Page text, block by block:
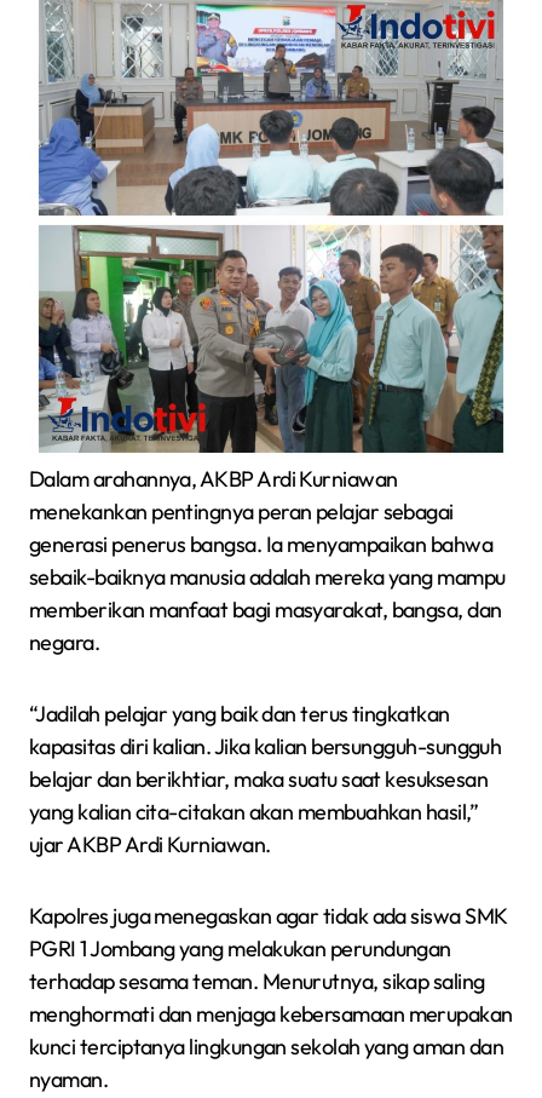
Dalam arahannya, AKBP Ardi Kurniawan
menekankan pentingnya peran pelajar sebagai
generasi penerus bangsa. Ia menyampaikan bahwa
sebaik-baiknya manusia adalah mereka yang mampu
memberikan manfaat bagi masyarakat, bangsa, dan
negara.
“Jadilah pelajar yang baik dan terus tingkatkan
kapasitas diri kalian. Jika kalian bersungguh-sungguh
belajar dan berikhtiar, maka suatu saat kesuksesan
yang kalian cita-citakan akan membuahkan hasil,”
ujar AKBP Ardi Kurniawan.
Kapolres juga menegaskan agar tidak ada siswa SMK
PGRI 1 Jombang yang melakukan perundungan
terhadap sesama teman. Menurutnya, sikap saling
menghormati dan menjaga kebersamaan merupakan
kunci terciptanya lingkungan sekolah yang aman dan
nyaman.